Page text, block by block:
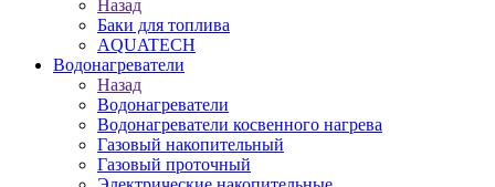
Назад
Баки для топлива
AQUATECH
Водонагреватели
Назад
Водонагреватели
Водонагреватели косвенного нагрева
Газовый накопительный
Газовый проточный